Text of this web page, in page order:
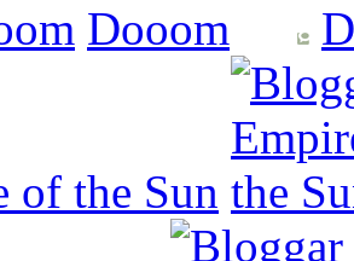
of the Sun